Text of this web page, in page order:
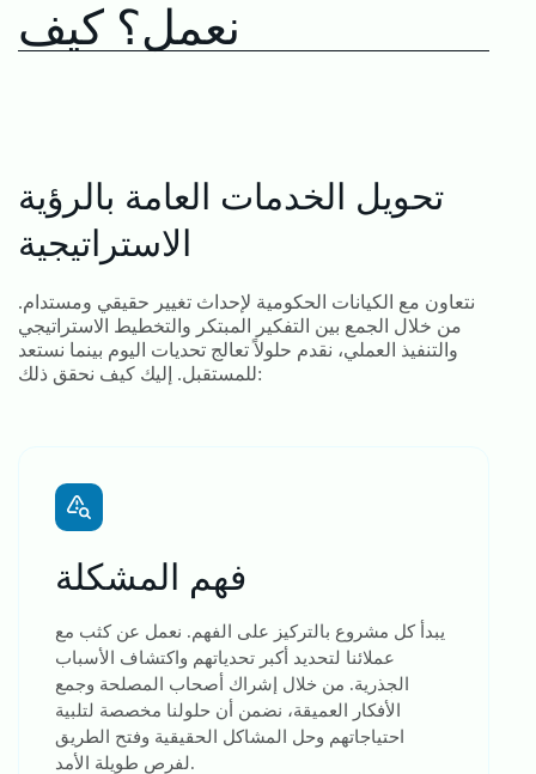
كيف نعمل؟
تحويل الخدمات العامة بالرؤية
الاستراتيجية
نتعاون مع الكيانات الحكومية لإحداث تغيير حقيقي ومستدام.
من خلال الجمع بين التفكير المبتكر والتخطيط الاستراتيجي
والتنفيذ العملي، نقدم حلولاً تعالج تحديات اليوم بينما نستعد
للمستقبل. إليك كيف نحقق ذلك:
فهم المشكلة
يبدأ كل مشروع بالتركيز على الفهم. نعمل عن كثب مع
عملائنا لتحديد أكبر تحدياتهم واكتشاف الأسباب
الجذرية. من خلال إشراك أصحاب المصلحة وجمع
الأفكار العميقة، نضمن أن حلولنا مخصصة لتلبية
احتياجاتهم وحل المشاكل الحقيقية وفتح الطريق
لفرص طويلة الأمد.